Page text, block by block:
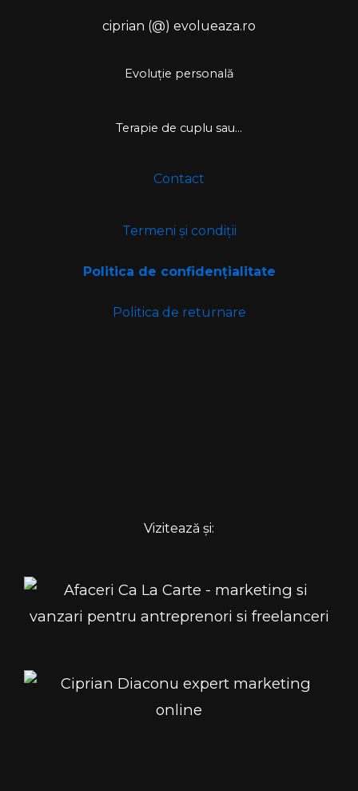
ciprian (@) evolueaza.ro
Evoluție personală
Terapie de cuplu sau...
Contact
Termeni și condiții
Politica de confidențialitate
Politica de returnare
Vizitează și: